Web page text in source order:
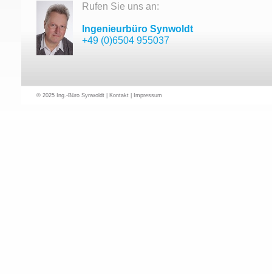
Rufen Sie uns an:
Ingenieurbüro Synwoldt
+49 (0)6504 955037
© 2025 Ing.-Büro Synwoldt | Kontakt Impressum